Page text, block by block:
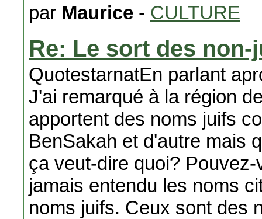
par Maurice - CULTURE
Re: Le sort des
QuotestarnatEn parlant
J'ai remarqué à la région
apportent des noms juifs
BenSakah et d'autre mais
ça veut-dire quoi?
jamais entendu les noms
noms juifs. Ceux sont des